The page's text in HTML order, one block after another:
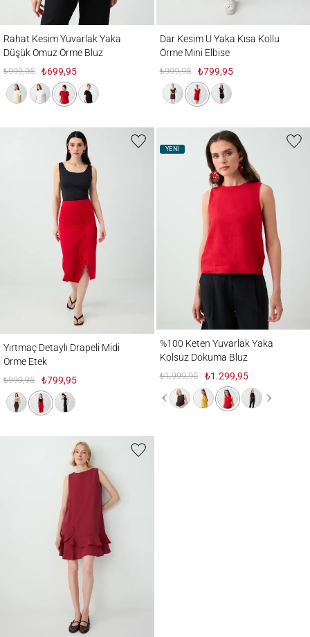
Rahat Kesim Yuvarlak Yaka
Düşük Omuz Örme Bluz
₺999,95 ₺699,95
Dar Kesim U Yaka Kısa Kollu
Örme Mini Elbise
₺999,95 ₺799,95
Yırtmaç Detaylı Drapeli Midi
Örme Etek
₺999,95 ₺799,95
YENİ
%100 Keten Yuvarlak Yaka
Kolsuz Dokuma Bluz
₺1.999,95 ₺1.299,95